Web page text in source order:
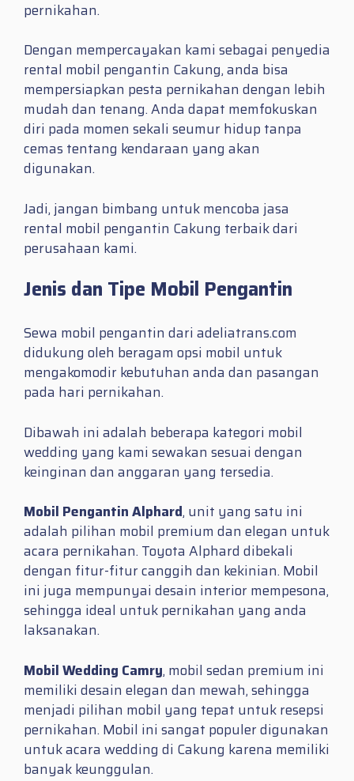
pernikahan.
Dengan mempercayakan kami sebagai penyedia
rental mobil pengantin Cakung, anda bisa
mempersiapkan pesta pernikahan dengan lebih
mudah dan tenang. Anda dapat memfokuskan
diri pada momen sekali seumur hidup tanpa
cemas tentang kendaraan yang akan
digunakan.
Jadi, jangan bimbang untuk mencoba jasa
rental mobil pengantin Cakung terbaik dari
perusahaan kami.
Jenis dan Tipe Mobil Pengantin
Sewa mobil pengantin dari adeliatrans.com
didukung oleh beragam opsi mobil untuk
mengakomodir kebutuhan anda dan pasangan
pada hari pernikahan.
Dibawah ini adalah beberapa kategori mobil
wedding yang kami sewakan sesuai dengan
keinginan dan anggaran yang tersedia.
Mobil Pengantin Alphard, unit yang satu ini
adalah pilihan mobil premium dan elegan untuk
acara pernikahan. Toyota Alphard dibekali
dengan fitur-fitur canggih dan kekinian. Mobil
ini juga mempunyai desain interior mempesona,
sehingga ideal untuk pernikahan yang anda
laksanakan.
Mobil Wedding Camry, mobil sedan premium ini
memiliki desain elegan dan mewah, sehingga
menjadi pilihan mobil yang tepat untuk resepsi
pernikahan. Mobil ini sangat populer digunakan
untuk acara wedding di Cakung karena memiliki
banyak keunggulan.